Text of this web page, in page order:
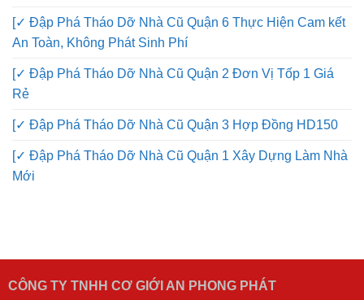
[✓ Đập Phá Tháo Dỡ Nhà Cũ Quận 6 Thực Hiện Cam kết
An Toàn, Không Phát Sinh Phí
[✓ Đập Phá Tháo Dỡ Nhà Cũ Quận 2 Đơn Vị Tốp 1 Giá
Rẻ
[✓ Đập Phá Tháo Dỡ Nhà Cũ Quận 3 Hợp Đồng HD150
[✓ Đập Phá Tháo Dỡ Nhà Cũ Quận 1 Xây Dựng Làm Nhà
Mới
CÔNG TY TNHH CƠ GIỚI AN PHONG PHÁT